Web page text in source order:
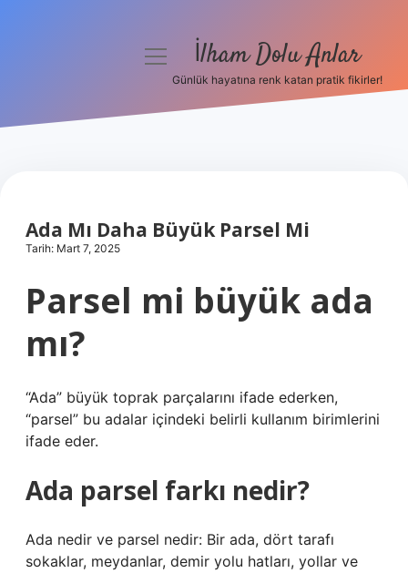
Hakkımızda
menüyü İlham Dolu Anlar
Günlük hayatına renk katan pratik fikirler!
Ada Mı Daha Büyük Parsel Mi
Tarih: Mart 7, 2025
Parsel mi büyük ada
mı?
“Ada” büyük toprak parçalarını ifade ederken,
“parsel” bu adalar içindeki belirli kullanım birimlerini
ifade eder.
Ada parsel farkı nedir?
Ada nedir ve parsel nedir: Bir ada, dört tarafı
sokaklar, meydanlar, demir yolu hatları, yollar ve